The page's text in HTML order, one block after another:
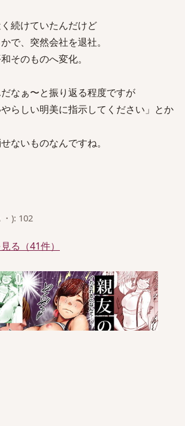
続けていたんだけど
で、突然会社を退社。
そのものへ変化。
なぁ〜と振り返る程度ですが
らしい明美に指示してください」とか
ないものなんですね。
): 102
る（41件）